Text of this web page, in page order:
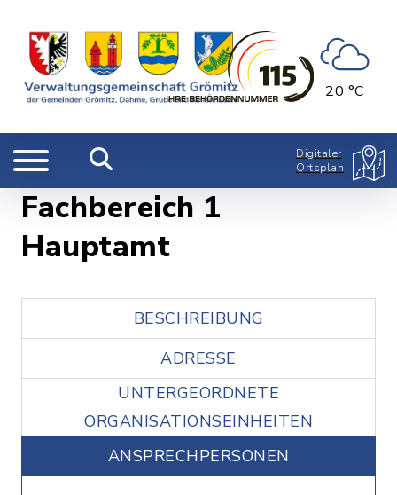
20 °C
Digitaler
Ortsplan
Fachbereich 1
Hauptamt
BESCHREIBUNG
ADRESSE
UNTERGEORDNETE
ORGANISATIONSEINHEITEN
ANSPRECHPERSONEN